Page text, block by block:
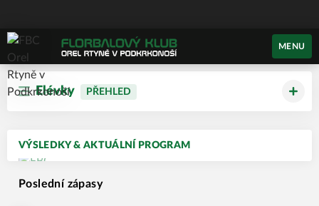
MENU
Elévky PŘEHLED
VÝSLEDKY & AKTUÁLNÍ PROGRAM
Poslední zápasy